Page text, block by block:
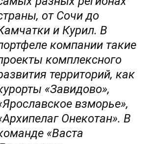
от Сочи до
и Курил. В
компании такие
комплексного
территорий, как
«Завидово»,
взморье»,
Онекотан». В
«Васта